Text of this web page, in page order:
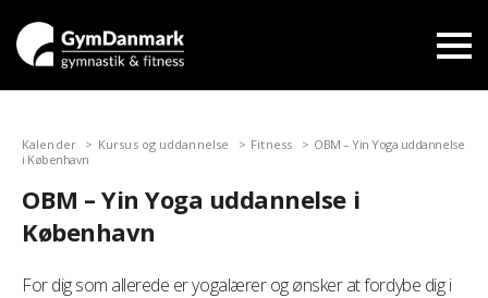
Kalender Kursus og uddannelse Fitness
OBM – Yin Yoga uddannelse
i København
OBM – Yin Yoga uddannelse i
København
For dig som allerede er yogalærer og ønsker at fordybe dig i